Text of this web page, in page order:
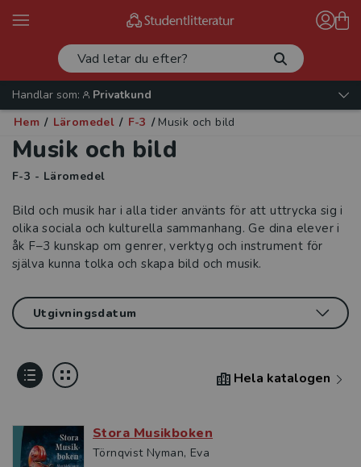
Handlar som:
Privatkund
Hem / Läromedel / F-3 / Musik och bild
Musik och bild
F-3 - Läromedel
Bild och musik har i alla tider använts för att uttrycka sig i
olika sociala och kulturella sammanhang. Ge dina elever i
åk F–3 kunskap om genrer, verktyg och instrument för
själva kunna tolka och skapa bild och musik.
Hela katalogen
Stora Musikboken
Törnqvist Nyman, Eva